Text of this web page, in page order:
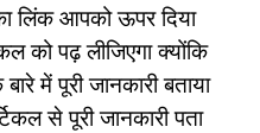
लिंक आपको ऊपर दिया
को पढ़ लीजिएगा क्योंकि
में पूरी जानकारी बताया
से पूरी जानकारी पता